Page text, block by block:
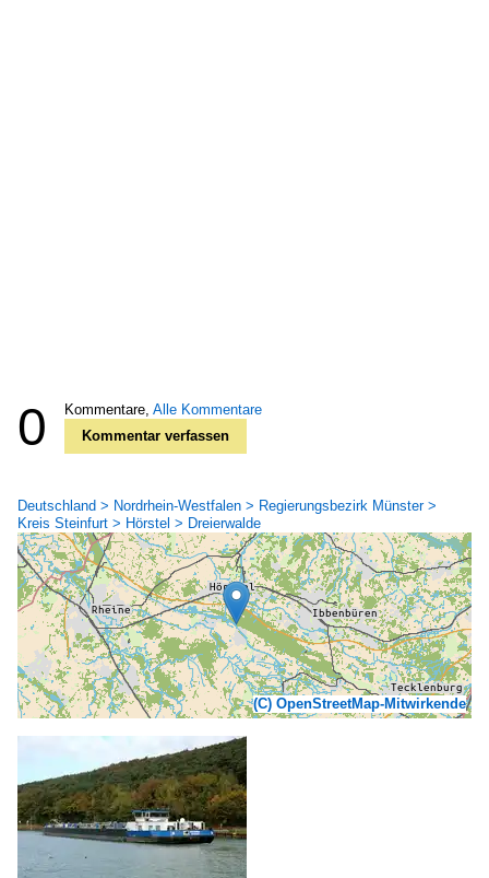
0 Kommentare, Alle Kommentare
Kommentar verfassen
Deutschland > Nordrhein-Westfalen > Regierungsbezirk Münster >
Kreis Steinfurt > Hörstel > Dreierwalde
(C) OpenStreetMap-Mitwirkende